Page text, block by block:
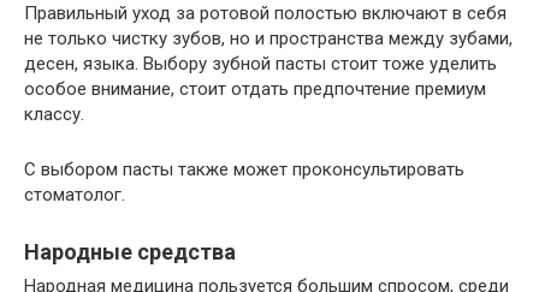
Правильный уход за ротовой полостью включают в себя
не только чистку зубов, но и пространства между зубами,
десен, языка. Выбору зубной пасты стоит тоже уделить
особое внимание, стоит отдать предпочтение премиум
классу.
С выбором пасты также может проконсультировать
стоматолог.
Народные средства
Народная медицина пользуется большим спросом, среди